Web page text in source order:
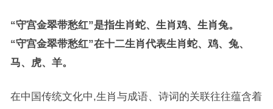
“守宫金翠带愁红”是指生肖蛇、生肖鸡、生肖兔。
“守宫金翠带愁红”在十二生肖代表生肖蛇、鸡、兔、
马、虎、羊。
在中国传统文化中,生肖与成语、诗词的关联往往蕴含着